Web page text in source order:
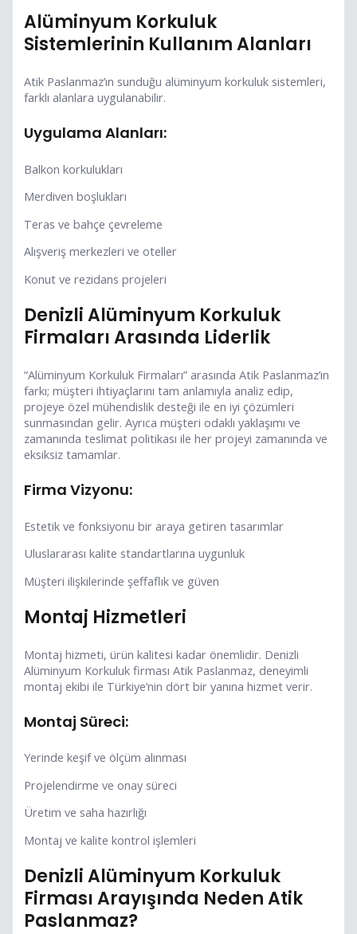
Alüminyum Korkuluk
Sistemlerinin Kullanım Alanları
Atik Paslanmaz’ın sunduğu alüminyum korkuluk sistemleri,
farklı alanlara uygulanabilir.
Uygulama Alanları:
Balkon korkulukları
Merdiven boşlukları
Teras ve bahçe çevreleme
Alışveriş merkezleri ve oteller
Konut ve rezidans projeleri
Denizli Alüminyum Korkuluk
Firmaları Arasında Liderlik
“Alüminyum Korkuluk Firmaları” arasında Atik Paslanmaz’ın
farkı; müşteri ihtiyaçlarını tam anlamıyla analiz edip,
projeye özel mühendislik desteği ile en iyi çözümleri
sunmasından gelir. Ayrıca müşteri odaklı yaklaşımı ve
zamanında teslimat politikası ile her projeyi zamanında ve
eksiksiz tamamlar.
Firma Vizyonu:
Estetik ve fonksiyonu bir araya getiren tasarımlar
Uluslararası kalite standartlarına uygunluk
Müşteri ilişkilerinde şeffaflık ve güven
Montaj Hizmetleri
Montaj hizmeti, ürün kalitesi kadar önemlidir. Denizli
Alüminyum Korkuluk firması Atik Paslanmaz, deneyimli
montaj ekibi ile Türkiye’nin dört bir yanına hizmet verir.
Montaj Süreci:
Yerinde keşif ve ölçüm alınması
Projelendirme ve onay süreci
Üretim ve saha hazırlığı
Montaj ve kalite kontrol işlemleri
Denizli Alüminyum Korkuluk
Firması Arayışında Neden Atik
Paslanmaz?